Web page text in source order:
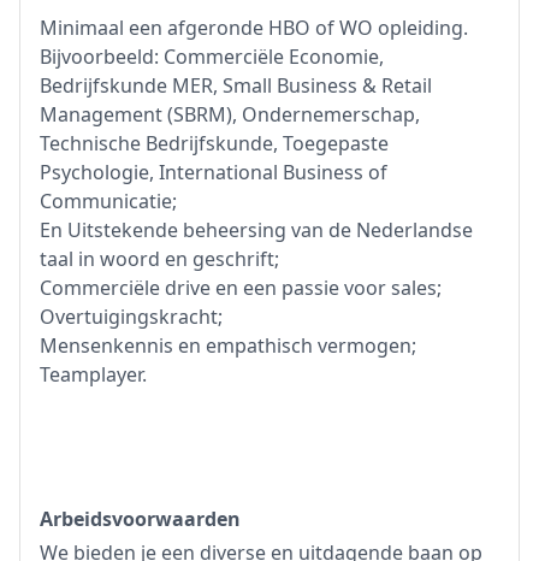
Minimaal een afgeronde HBO of WO opleiding.
Bijvoorbeeld: Commerciële Economie,
Bedrijfskunde MER, Small Business & Retail
Management (SBRM), Ondernemerschap,
Technische Bedrijfskunde, Toegepaste
Psychologie, International Business of
Communicatie;
En Uitstekende beheersing van de Nederlandse
taal in woord en geschrift;
Commerciële drive en een passie voor sales;
Overtuigingskracht;
Mensenkennis en empathisch vermogen;
Teamplayer.
Arbeidsvoorwaarden
We bieden je een diverse en uitdagende baan op